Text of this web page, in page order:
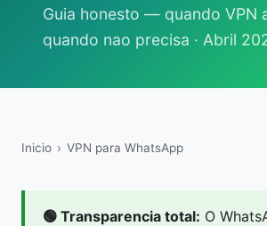
Guia honesto — quando VPN
quando nao precisa · Abril
Inicio › VPN para WhatsApp
🟢 Transparencia total: O